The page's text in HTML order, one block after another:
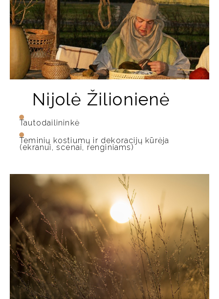
Nijolė Žilionienė
Tautodailininkė
Teminių kostiumų ir dekoracijų kūrėja
(ekranui, scenai, renginiams)